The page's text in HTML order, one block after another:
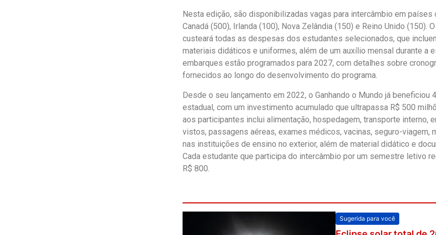
Nesta edição, são disponibilizadas vagas para intercâmbio em países
Canadá (500), Irlanda (100), Nova Zelândia (150) e Reino Unido (150).
custeará todas as despesas dos estudantes selecionados, que
materiais didáticos e uniformes, além de um auxílio mensal durante a
embarques estão programados para 2027, com detalhes sobre
fornecidos ao longo do desenvolvimento do programa.
Desde o seu lançamento em 2022, o Ganhando o Mundo já beneficiou
estadual, com um investimento acumulado que ultrapassa R$ 500
aos participantes inclui alimentação, hospedagem, transporte interno,
vistos, passagens aéreas, exames médicos, vacinas, seguro-viagem,
nas instituições de ensino no exterior, além de material didático e
Cada estudante que participa do intercâmbio por um semestre letivo
R$ 800.
Sugerida para você